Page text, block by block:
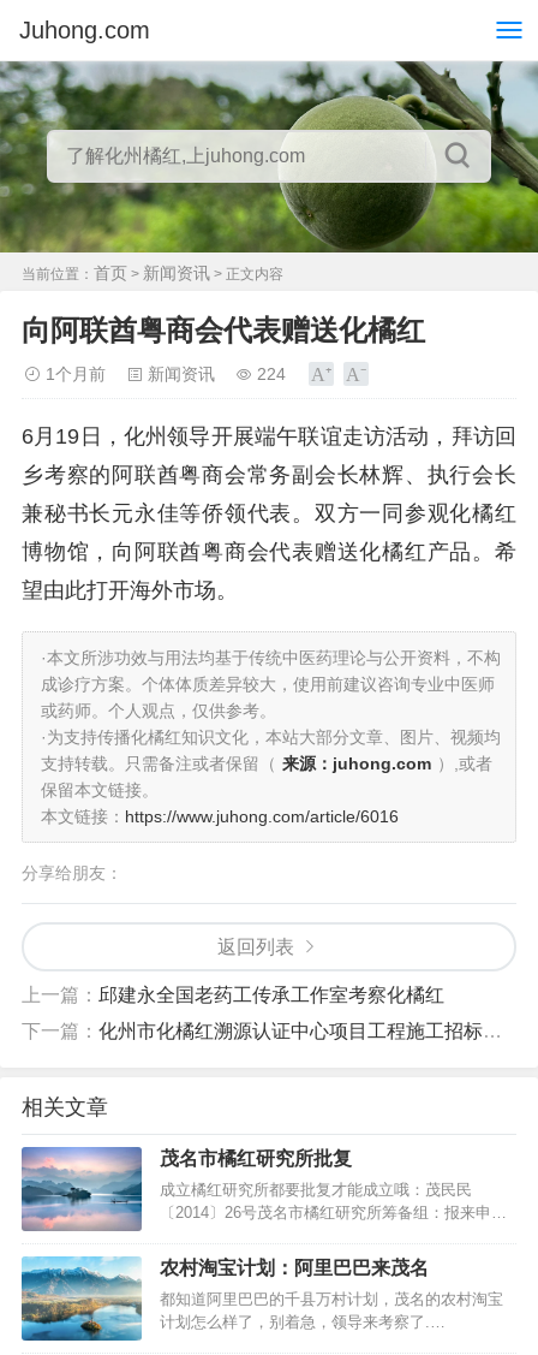
Juhong.com
当前位置： 首页 > 新闻资讯 > 正文内容
向阿联酋粤商会代表赠送化橘红
1个月前 新闻资讯 224
6月19日，化州领导开展端午联谊走访活动，拜访回
乡考察的阿联酋粤商会常务副会长林辉、执行会长
兼秘书长元永佳等侨领代表。双方一同参观化橘红
博物馆，向阿联酋粤商会代表赠送化橘红产品。希
望由此打开海外市场。
·本文所涉功效与用法均基于传统中医药理论与公开资料，不构
成诊疗方案。个体体质差异较大，使用前建议咨询专业中医师
或药师。个人观点，仅供参考。
·为支持传播化橘红知识文化，本站大部分文章、图片、视频均
支持转载。只需备注或者保留（ 来源：juhong.com ）,或者
保留本文链接。
本文链接： https://www.juhong.com/article/6016
分享给朋友：
返回列表
上一篇： 邱建永全国老药工传承工作室考察化橘红
下一篇： 化州市化橘红溯源认证中心项目工程施工招标公告
相关文章
茂名市橘红研究所批复
成立橘红研究所都要批复才能成立哦：茂民民
〔2014〕26号茂名市橘红研究所筹备组：报来申请
国务院《民办非企业单位登记管理暂行条例》的规
定，同意茂名市橘红研究所成立登记，具备法人资
格，发给《民办非企业单位（法人）登记证书》。
请按有关规定履行民办非企业单位法人…
农村淘宝计划：阿里巴巴来茂名
都知道阿里巴巴的千县万村计划，茂名的农村淘宝
计划怎么样了，别着急，领导来考察了.…